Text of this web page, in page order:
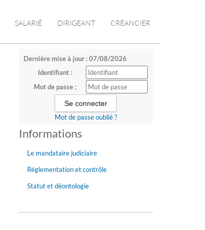
SALARIÉ DIRIGEANT CRÉANCIER
Dernière mise à jour : 07/08/2026
Identifiant :
Mot de passe :
Mot de passe oublié ?
Informations
Le mandataire judiciaire
Réglementation et contrôle
Statut et déontologie